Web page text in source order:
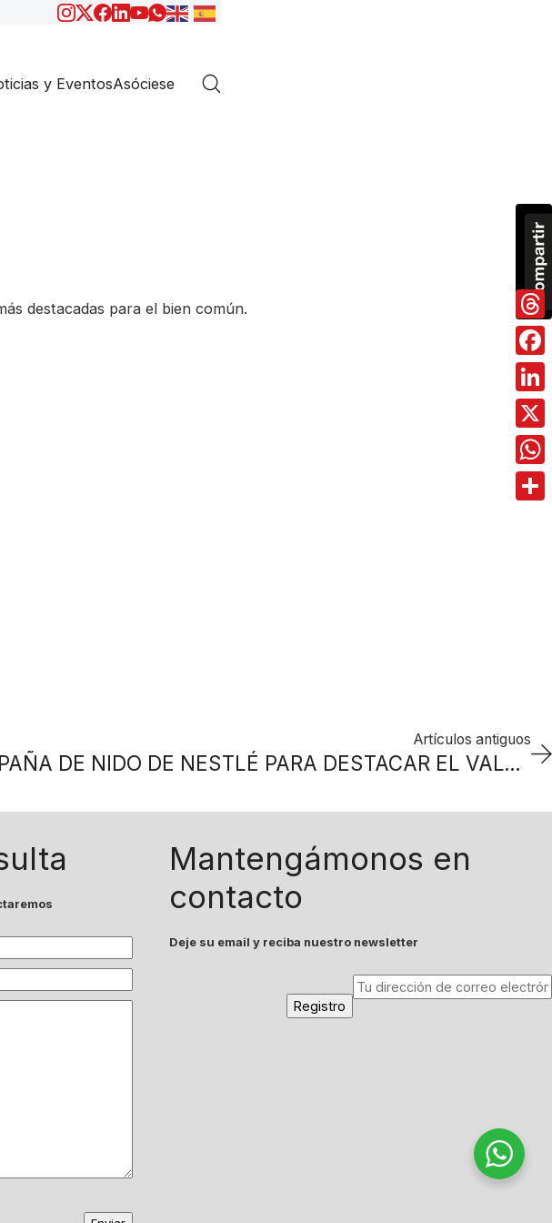
y EventosAsóciese
destacadas para el bien común.
CAMPAÑA DE NIDO DE NESTLÉ PARA DESTACAR EL VALOR DE LA NUTRICIÓN INFANTIL
Artículos antiguos
Mantengámonos en
contacto
Deje su email y reciba nuestro newsletter
X